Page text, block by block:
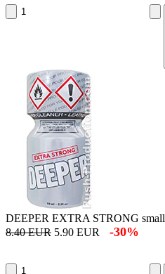
DEEPER EXTRA STRONG small
8.40 EUR 5.90 EUR -30%